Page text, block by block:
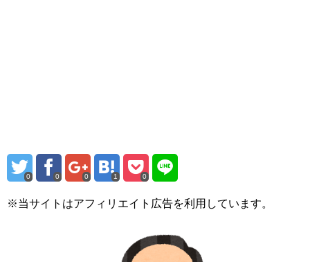
0 0 0 1 0
※当サイトはアフィリエイト広告を利用しています。